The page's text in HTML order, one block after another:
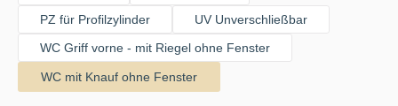
PZ für Profilzylinder
UV Unverschließbar
WC Griff vorne - mit Riegel ohne Fenster
WC mit Knauf ohne Fenster